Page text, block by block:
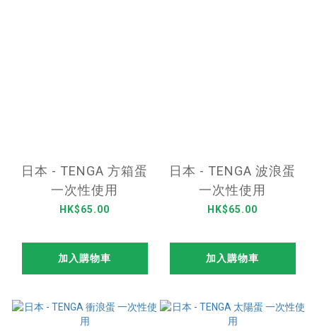
日本 - TENGA 方箱蛋
一次性使用
HK$65.00
加入購物車
日本 - TENGA 波浪蛋
一次性使用
HK$65.00
加入購物車